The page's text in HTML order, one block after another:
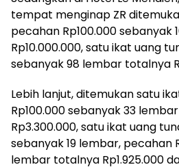
tempat menginap ZR
pecahan Rp100.000
Rp10.000.000, satu ikat uang
sebanyak 98 lembar totalnya
Lebih lanjut, ditemukan satu
Rp100.000 sebanyak 33
Rp3.300.000, satu ikat uang
sebanyak 19 lembar, pecahan
lembar totalnya Rp1.925.000